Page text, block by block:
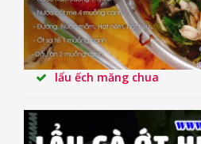
lẩu ếch măng chua